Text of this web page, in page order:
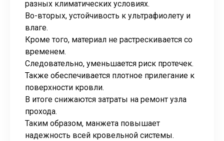
разных климатических условиях.
Во-вторых, устойчивость к ультрафиолету и
влаге.
Кроме того, материал не растрескивается со
временем.
Следовательно, уменьшается риск протечек.
Также обеспечивается плотное прилегание к
поверхности кровли.
В итоге снижаются затраты на ремонт узла
прохода.
Таким образом, манжета повышает
надежность всей кровельной системы.